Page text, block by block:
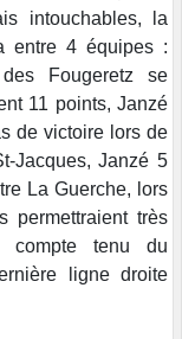
intouchables, la
entre 4 équipes :
Fougeretz se
11 points, Janzé
de victoire lors de
Jacques, Janzé 5
La Guerche, lors
permettraient très
compte tenu du
ligne droite